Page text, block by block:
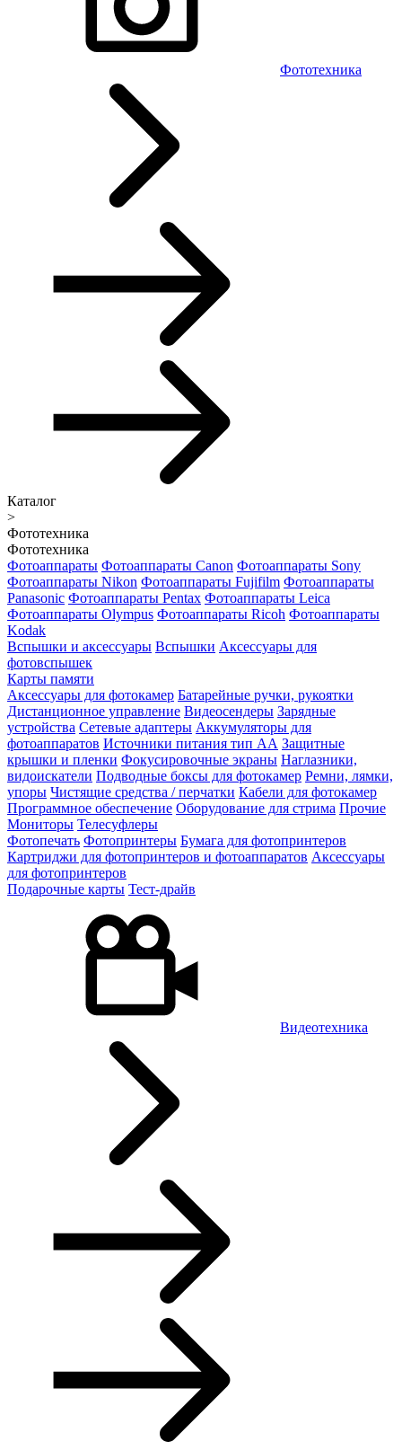
Фототехника
Каталог
>
Фототехника
Фототехника
Фотоаппараты Фотоаппараты Canon Фотоаппараты Sony
Фотоаппараты Nikon Фотоаппараты Fujifilm Фотоаппараты
Panasonic Фотоаппараты Pentax Фотоаппараты Leica
Фотоаппараты Olympus Фотоаппараты Ricoh Фотоаппараты
Kodak
Вспышки и аксессуары Вспышки Аксессуары для
фотовспышек
Карты памяти
Аксессуары для фотокамер Батарейные ручки, рукоятки
Дистанционное управление Видеосендеры Зарядные
устройства Сетевые адаптеры Аккумуляторы для
фотоаппаратов Источники питания тип АА Защитные
крышки и пленки Фокусировочные экраны Наглазники,
видоискатели Подводные боксы для фотокамер Ремни, лямки,
упоры Чистящие средства / перчатки Кабели для фотокамер
Программное обеспечение Оборудование для стрима Прочие
Мониторы Телесуфлеры
Фотопечать Фотопринтеры Бумага для фотопринтеров
Картриджи для фотопринтеров и фотоаппаратов Аксессуары
для фотопринтеров
Подарочные карты Тест-драйв
Видеотехника